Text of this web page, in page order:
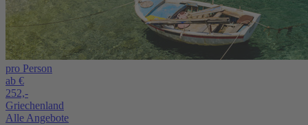
pro Person
ab €
252,-
Griechenland
Alle Angebote